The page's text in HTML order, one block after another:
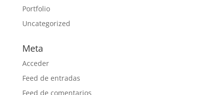
Portfolio
Uncategorized
Meta
Acceder
Feed de entradas
Feed de comentarios